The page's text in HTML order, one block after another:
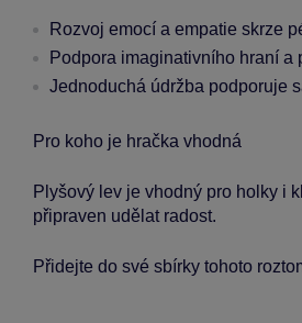
Rozvoj emocí a empatie skrze
Podpora imaginativního hraní a
Jednoduchá údržba podporuje
Pro koho je hračka vhodná
Plyšový lev je vhodný pro holky i
připraven udělat radost.
Přidejte do své sbírky tohoto